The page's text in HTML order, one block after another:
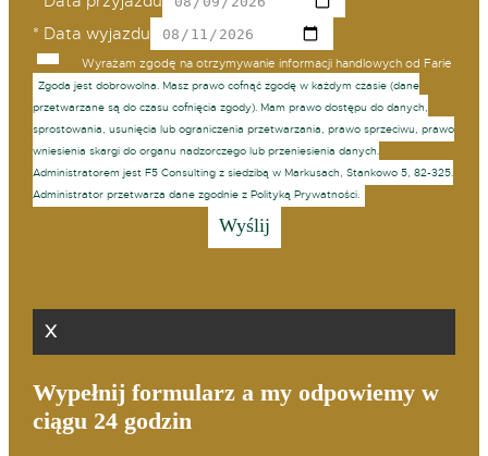
* Data wyjazdu
Wyrażam zgodę na otrzymywanie informacji handlowych od Farie
Zgoda jest dobrowolna. Masz prawo cofnąć zgodę w każdym czasie (dane
przetwarzane są do czasu cofnięcia zgody). Mam prawo dostępu do danych,
sprostowania, usunięcia lub ograniczenia przetwarzania, prawo sprzeciwu, prawo
wniesienia skargi do organu nadzorczego lub przeniesienia danych.
Administratorem jest F5 Consulting z siedzibą w Markusach, Stankowo 5, 82-325.
Administrator przetwarza dane zgodnie z Polityką Prywatności.
X
Wypełnij formularz a my odpowiemy w
ciągu 24 godzin